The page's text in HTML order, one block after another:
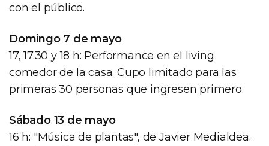
con el público.
Domingo 7 de mayo
17, 17.30 y 18 h: Performance en el living
comedor de la casa. Cupo limitado para las
primeras 30 personas que ingresen primero.
Sábado 13 de mayo
16 h: "Música de plantas", de Javier Medialdea.